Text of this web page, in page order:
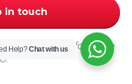
：
只有部分細節的展示
privacy policy
for more
Help?Chat with us